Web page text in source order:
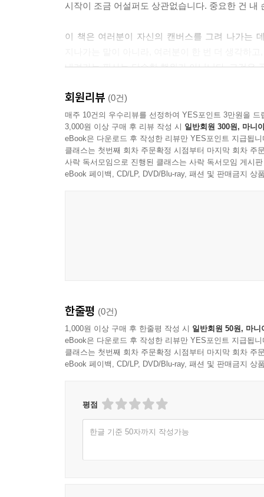
시작이 조금 어설퍼도 상관없습니다. 중요한 건
이 책은 여러분이 자신의 캔버스를 그려 나가는
내려가는 필사는 단순한 행위가 아닙니다. 그것은
책은 다섯 개의 장으로 구성되어 있습니다. 첫
만드는 원동력입니다. 막연한 두려움과 불안감
두려워하지 않고, 한 발을 내딛는 용기를 찾도록 도
두 번째 장은 ‘자기 확신과 성장의 길에서’입니다
수 있는 힘과 가능성을 발견하는 것이 중요합니
것입니다.
마지막으로, 다섯 번째 장은 ‘어제보다 더 나은 성
하루하루의 성장이 쌓여 더 나은 자신을 만들어가
작가들의 문장은 여러분의 삶에 더 나은 방향을
여러분의 캔버스에는 어떤 그림이 그려질까요?
회원리뷰 (0건)
매주 10건의 우수리뷰를 선정하여 YES포인트 3만원을 드
3,000원 이상 구매 후 리뷰 작성 시 일반회원 300원, 마니
eBook은 다운로드 후 작성한 리뷰만 YES포인트 지급됩니
클래스는 첫번째 회차 주문확정 시점부터 마지막 회차 주
사락 독서모임으로 진행된 클래스는 사락 독서모임 게시
eBook 페이백, CD/LP, DVD/Blu-ray, 패션 및 판매금지 상
한줄평 (0건)
1,000원 이상 구매 후 한줄평 작성 시 일반회원 50원, 마니
eBook은 다운로드 후 작성한 리뷰만 YES포인트 지급됩니
클래스는 첫번째 회차 주문확정 시점부터 마지막 회차 주
eBook 페이백, CD/LP, DVD/Blu-ray, 패션 및 판매금지 상
평점
한글 기준 50자까지 작성가능